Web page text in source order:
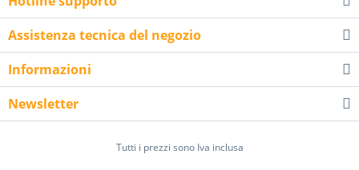
Assistenza tecnica del negozio
Informazioni
Newsletter
Tutti i prezzi sono Iva inclusa